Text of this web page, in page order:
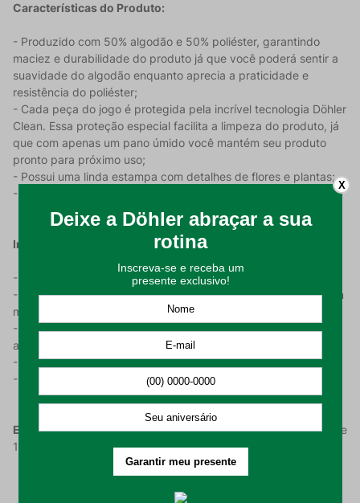
Características do Produto:
- Produzido com 50% algodão e 50% poliéster, garantindo
maciez e durabilidade do produto já que você poderá sentir a
suavidade do algodão enquanto aprecia a praticidade e
resistência do poliéster;
- Cada peça do jogo é protegida pela incrível tecnologia Döhler
Clean. Essa proteção especial facilita a limpeza do produto, já
que com apenas um pano úmido você mantém seu produto
pronto para próximo uso;
- Possui uma linda estampa com detalhes de flores e plantas;
- Toalha modelo retangular tendo 140x210cm de dimensão.
Instruções de Uso:
- Higienizar antes de utilizar;
- Recomendado lavagem em temperatura máxima de 60°C em
modo suave;
- Permitido secagem em máquinas desde que seja respeitado
a temperatura máxima de 60°C;
- Cuidado para não alvejar e não limpar o produto a seco;
- Utilizar ferro de passar em temperatura máxima de 150ºC.
Embalagem composta por:01 toalha de mesa na dimensão de
140x210cm.
X